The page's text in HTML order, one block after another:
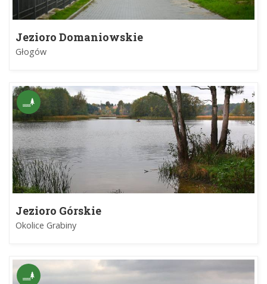
Jezioro Domaniowskie
Głogów
Jezioro Górskie
Okolice Grabiny